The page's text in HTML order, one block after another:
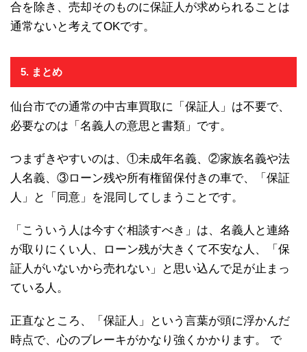
合を除き、売却そのものに保証人が求められることは
通常ないと考えてOKです。
5. まとめ
仙台市での通常の中古車買取に「保証人」は不要で、
必要なのは「名義人の意思と書類」です。
つまずきやすいのは、①未成年名義、②家族名義や法
人名義、③ローン残や所有権留保付きの車で、「保証
人」と「同意」を混同してしまうことです。
「こういう人は今すぐ相談すべき」は、名義人と連絡
が取りにくい人、ローン残が大きくて不安な人、「保
証人がいないから売れない」と思い込んで足が止まっ
ている人。
正直なところ、「保証人」という言葉が頭に浮かんだ
時点で、心のブレーキがかなり強くかかります。 で